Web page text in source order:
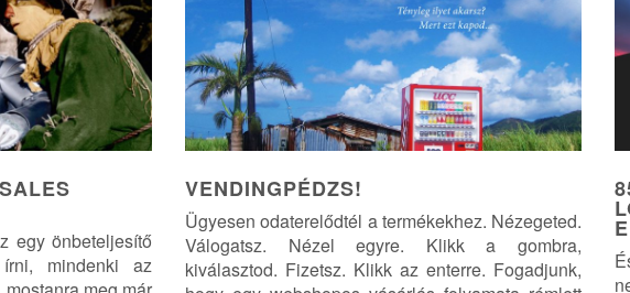
egy önbeteljesítő
mindenki az
VENDINGPÉDZS!
Ügyesen odaterelődtél a termékekhez. Nézegeted.
Válogatsz. Nézel egyre. Klikk a gombra,
kiválasztod. Fizetsz. Klikk az enterre. Fogadjunk,